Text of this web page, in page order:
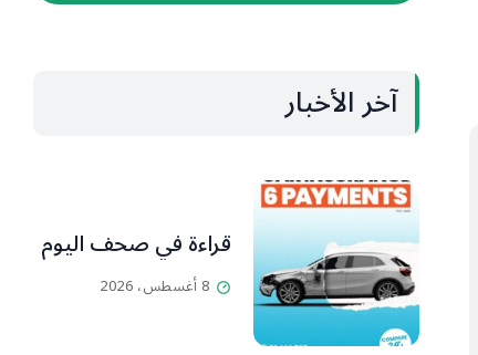
آخر الأخبار
قراءة في صحف اليوم
8 أغسطس، 2026